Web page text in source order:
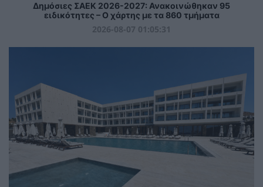
Δημόσιες ΣΑΕΚ 2026-2027: Ανακοινώθηκαν 95
ειδικότητες – Ο χάρτης με τα 860 τμήματα
2026-08-07 01:05:31